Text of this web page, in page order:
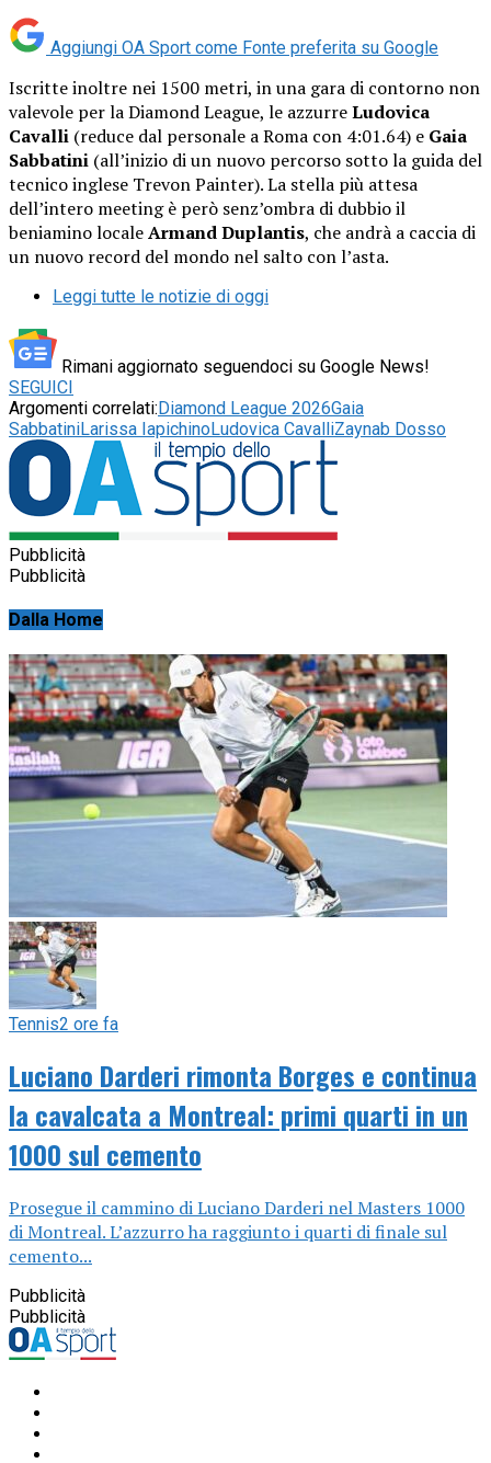
Aggiungi OA Sport come Fonte preferita su Google
Iscritte inoltre nei 1500 metri, in una gara di contorno non
valevole per la Diamond League, le azzurreLudovica
Cavalli (reduce dal personale a Roma con 4:01.64) e Gaia
Sabbatini (all’inizio di un nuovo percorso sotto la guida del
tecnico inglese Trevon Painter). La stella più attesa
dell’intero meeting è però senz’ombra di dubbio il
beniamino localeArmand Duplantis, che andrà a caccia di
un nuovo record del mondo nel salto con l’asta.
Leggi tutte le notizie di oggi
Rimani aggiornato seguendoci su Google News!
SEGUICI
Argomenti correlati:Diamond League 2026Gaia
SabbatiniLarissa IapichinoLudovica CavalliZaynab Dosso
Pubblicità
Pubblicità
Dalla Home
Tennis2 ore fa
Luciano Darderi rimonta Borges e continua
la cavalcata a Montreal: primi quarti in un
1000 sul cemento
Prosegue il cammino di Luciano Darderi nel Masters 1000
di Montreal. L’azzurro ha raggiunto i quarti di finale sul
cemento...
Pubblicità
Pubblicità